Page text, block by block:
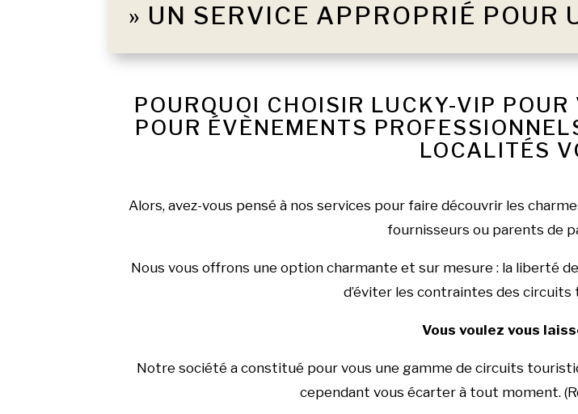
» UN SERVICE APPROPRIÉ POUR
POURQUOI CHOISIR LUCKY-VIP
POUR ÉVÈNEMENTS
LOCALITÉS
Alors, avez-vous pensé à nos services pour faire découvrir les
fournisseurs ou parents de
Nous vous offrons une option charmante et sur mesure : la liberté
d’éviter les contraintes des
Vous voulez vous
Notre société a constitué pour vous une gamme de circuits
cependant vous écarter à tout moment.